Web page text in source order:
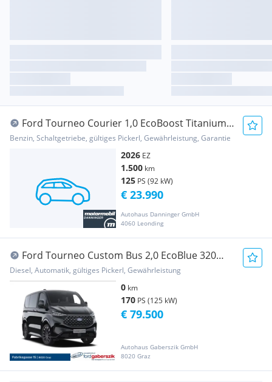
Ford Tourneo Courier 1,0 EcoBoost Titanium
Tageszula...
Benzin, Schaltgetriebe, gültiges Pickerl, Gewährleistung, Garantie
2026 EZ
1.500 km
125 PS (92 kW)
Autohaus Danninger GmbH
4060 Leonding
€ 23.990
Ford Tourneo Custom Bus 2,0 EcoBlue 320
L2H1 AWD Tit...
Diesel, Automatik, gültiges Pickerl, Gewährleistung
0 km
170 PS (125 kW)
Autohaus Gaberszik GmbH
8020 Graz
€ 79.500